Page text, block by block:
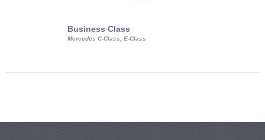
Business Class
Mercedes C-Class, E-Class